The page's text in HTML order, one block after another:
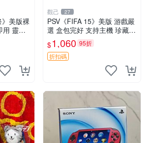
》美版裸
用 靈魂
容
觀己 27
PSV《FIFA 15》美版 游戲嚴
選 盒包完好 支持主機 珍藏推
薦 同城發貨 EA Sports 經典
游戲 PSV 主機適配 喜歡勿擾
$1,060 95折
折扣碼